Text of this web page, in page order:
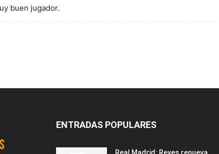
buen jugador.
ENTRADAS POPULARES